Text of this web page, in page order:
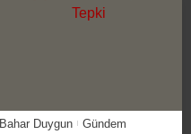
Bahar Duygun Gündem